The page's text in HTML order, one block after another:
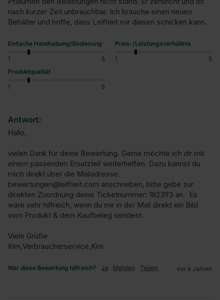
nach kurzer Zeit unbrauchbar. Ich brauche einen neuen
Behälter und hoffe, dass Leifheit mir diesen schicken kann.
Einfache Handhabung/Bedienung
1 5
Preis-/Leistungsverhältnis
1
5
Produktqualität
1 5
Antwort:
Hallo,
vielen Dank für deine Bewertung. Gerne möchte ich dir mit
einem passenden Ersatzteil weiterhelfen. Dazu kannst du
mich direkt über die Mailadresse:
bewertungen@leifheit.com anschreiben, bitte gebe zur
direkten Zuordnung deine Ticketnummer: 182393 an.  Es
wäre sehr hilfreich, wenn du mir in der Mail direkt ein Bild
vom Produkt & dem Kaufbeleg sendest.
Viele Grüße
Kim,Verbraucherservice,Kim
War diese Bewertung hilfreich? Ja Melden Teilen vor 6 Jahren